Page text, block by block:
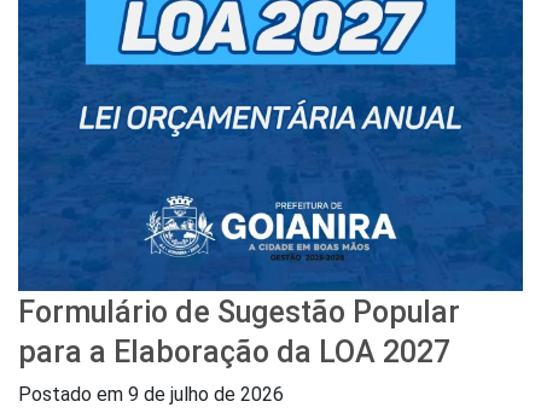
Formulário de Sugestão Popular
para a Elaboração da LOA 2027
Postado em 9 de julho de 2026